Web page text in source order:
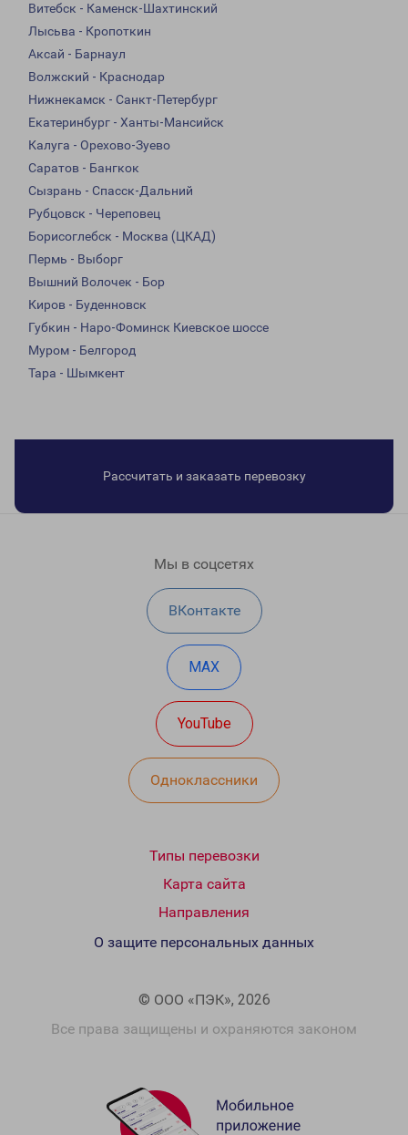
Витебск - Каменск-Шахтинский
Лысьва - Кропоткин
Аксай - Барнаул
Волжский - Краснодар
Нижнекамск - Санкт-Петербург
Екатеринбург - Ханты-Мансийск
Калуга - Орехово-Зуево
Саратов - Бангкок
Сызрань - Спасск-Дальний
Рубцовск - Череповец
Борисоглебск - Москва (ЦКАД)
Пермь - Выборг
Вышний Волочек - Бор
Киров - Буденновск
Губкин - Наро-Фоминск Киевское шоссе
Муром - Белгород
Тара - Шымкент
Рассчитать и заказать перевозку
Мы в соцсетях
ВКонтакте
MAX
YouTube
Одноклассники
Типы перевозки
Карта сайта
Направления
© ООО «ПЭК», 2026
Все права защищены и охраняются законом
О защите персональных данных